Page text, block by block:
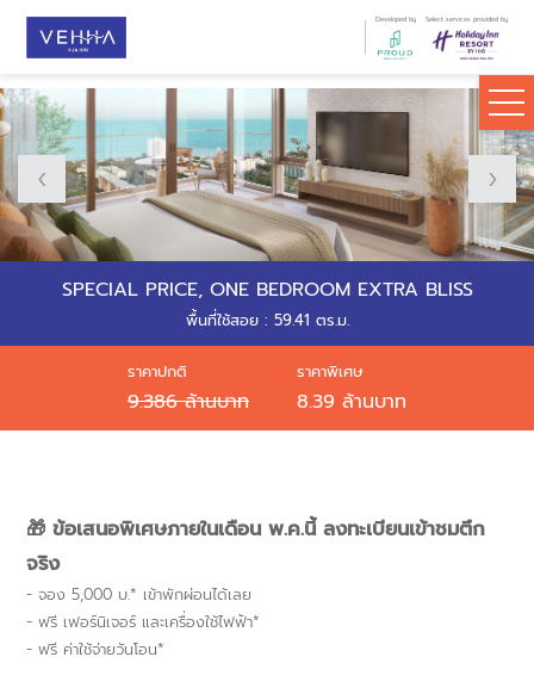
Developed by Select services provided by
SPECIAL PRICE, ONE BEDROOM EXTRA BLISS
พื้นที่ใช้สอย : 59.41 ตร.ม.
ราคาปกติ
9.386 ล้านบาท
ราคาพิเศษ
8.39 ล้านบาท
🎁 ข้อเสนอพิเศษภายในเดือน พ.ค.นี้ ลงทะเบียนเข้าชมตึก
จริง
- จอง 5,000 บ.* เข้าพักผ่อนได้เลย
- ฟรี เฟอร์นิเจอร์ และเครื่องใช้ไฟฟ้า*
- ฟรี ค่าใช้จ่ายวันโอน*